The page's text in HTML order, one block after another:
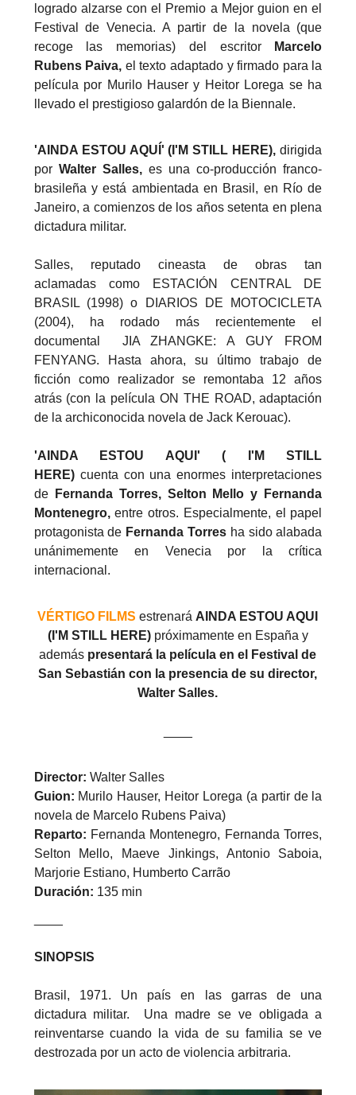
logrado alzarse con el Premio a Mejor guion en el
Festival de Venecia. A partir de la novela (que
recoge las memorias) del escritor
Marcelo
Rubens Paiva, el texto adaptado y firmado para la
película por Murilo Hauser y Heitor Lorega se ha
llevado el prestigioso galardón de la Biennale.
'AINDA ESTOU AQUÍ' (I'M STILL HERE), dirigida
por Walter Salles,es una co-producción franco-
brasileña y está ambientada en Brasil, en Río de
Janeiro, a comienzos de los años setenta en plena
dictadura militar.
Salles, reputado cineasta de obras tan
aclamadas como ESTACIÓN CENTRAL DE
BRASIL (1998) o DIARIOS DE MOTOCICLETA
(2004), ha rodado más recientemente el
documental JIA ZHANGKE: A GUY FROM
FENYANG. Hasta ahora, su último trabajo de
ficción como realizador se remontaba 12 años
atrás (con la película ON THE ROAD, adaptación
de la archiconocida novela de Jack Kerouac).
'AINDA ESTOU AQUI' ( I'M STILL
HERE) cuenta con una enormes interpretaciones
de
Fernanda Torres, Selton Mello y Fernanda
Montenegro,entre otros. Especialmente, el papel
protagonista de Fernanda Torres ha sido alabada
unánimemente en Venecia por la crítica
internacional.
VÉRTIGO FILMS estrenará AINDA ESTOU AQUI
(I'M STILL HERE) próximamente en España y
además presentará la película en el Festival de
San Sebastián con la presencia de su director,
Walter Salles.
Director: Walter Salles
Guion: Murilo Hauser, Heitor Lorega (a partir de la
novela de Marcelo Rubens Paiva)
Reparto: Fernanda Montenegro, Fernanda Torres,
Selton Mello, Maeve Jinkings, Antonio Saboia,
Marjorie Estiano, Humberto Carrão
Duración: 135 min
SINOPSIS
Brasil, 1971. Un país en las garras de una
dictadura militar. Una madre se ve obligada a
reinventarse cuando la vida de su familia se ve
destrozada por un acto de violencia arbitraria.